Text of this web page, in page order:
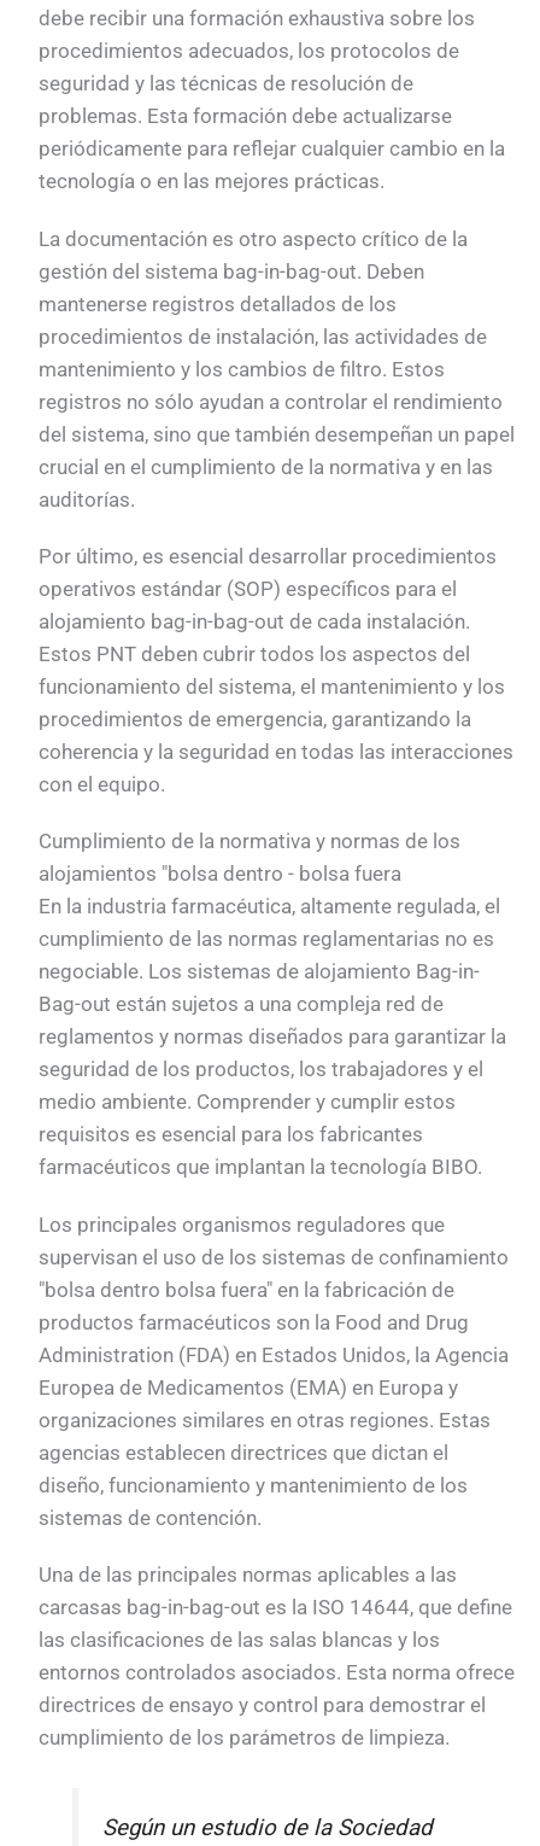
debe recibir una formación exhaustiva sobre los
procedimientos adecuados, los protocolos de
seguridad y las técnicas de resolución de
problemas. Esta formación debe actualizarse
periódicamente para reflejar cualquier cambio en la
tecnología o en las mejores prácticas.
La documentación es otro aspecto crítico de la
gestión del sistema bag-in-bag-out. Deben
mantenerse registros detallados de los
procedimientos de instalación, las actividades de
mantenimiento y los cambios de filtro. Estos
registros no sólo ayudan a controlar el rendimiento
del sistema, sino que también desempeñan un papel
crucial en el cumplimiento de la normativa y en las
auditorías.
Por último, es esencial desarrollar procedimientos
operativos estándar (SOP) específicos para el
alojamiento bag-in-bag-out de cada instalación.
Estos PNT deben cubrir todos los aspectos del
funcionamiento del sistema, el mantenimiento y los
procedimientos de emergencia, garantizando la
coherencia y la seguridad en todas las interacciones
con el equipo.
Cumplimiento de la normativa y normas de los
alojamientos "bolsa dentro - bolsa fuera
En la industria farmacéutica, altamente regulada, el
cumplimiento de las normas reglamentarias no es
negociable. Los sistemas de alojamiento Bag-in-
Bag-out están sujetos a una compleja red de
reglamentos y normas diseñados para garantizar la
seguridad de los productos, los trabajadores y el
medio ambiente. Comprender y cumplir estos
requisitos es esencial para los fabricantes
farmacéuticos que implantan la tecnología BIBO.
Los principales organismos reguladores que
supervisan el uso de los sistemas de confinamiento
"bolsa dentro bolsa fuera" en la fabricación de
productos farmacéuticos son la Food and Drug
Administration (FDA) en Estados Unidos, la Agencia
Europea de Medicamentos (EMA) en Europa y
organizaciones similares en otras regiones. Estas
agencias establecen directrices que dictan el
diseño, funcionamiento y mantenimiento de los
sistemas de contención.
Una de las principales normas aplicables a las
carcasas bag-in-bag-out es la ISO 14644, que define
las clasificaciones de las salas blancas y los
entornos controlados asociados. Esta norma ofrece
directrices de ensayo y control para demostrar el
cumplimiento de los parámetros de limpieza.
Según un estudio de la Sociedad